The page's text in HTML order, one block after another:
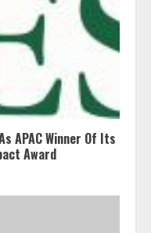
APAC Winner Of Its
Award